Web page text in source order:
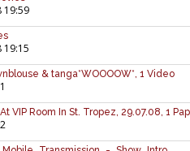
19:59
19:15
& tanga*WOOOOW*, 1 Video
VIP Room In St. Tropez, 29.07.08, 1